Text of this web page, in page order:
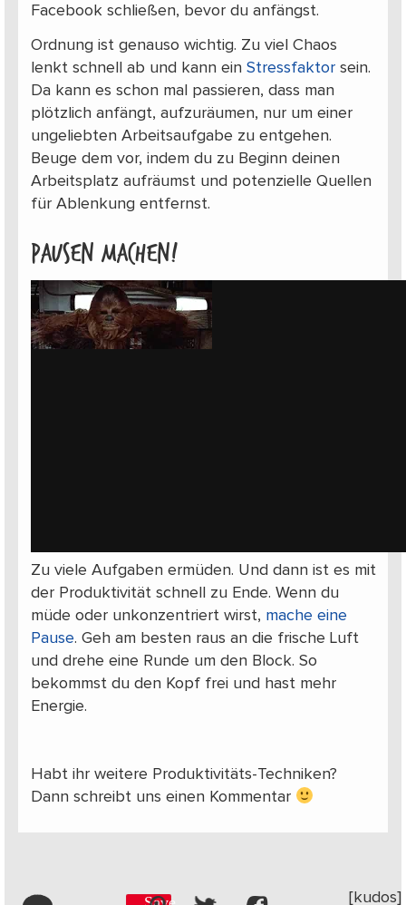
Facebook schließen, bevor du anfängst.
Ordnung ist genauso wichtig. Zu viel Chaos
lenkt schnell ab und kann ein Stressfaktorsein.
Da kann es schon mal passieren, dass man
plötzlich anfängt, aufzuräumen, nur um einer
ungeliebten Arbeitsaufgabe zu entgehen.
Beuge dem vor, indem du zu Beginn deinen
Arbeitsplatz aufräumst und potenzielle Quellen
für Ablenkung entfernst.
Pausen machen!
Zu viele Aufgaben ermüden. Und dann ist es mit
der Produktivität schnell zu Ende. Wenn du
müde oder unkonzentriert wirst, mache eine
Pause. Geh am besten raus an die frische Luft
und drehe eine Runde um den Block. So
bekommst du den Kopf frei und hast mehr
Energie.
Habt ihr weitere Produktivitäts-Techniken?
Dann schreibt uns einen Kommentar
[kudos]